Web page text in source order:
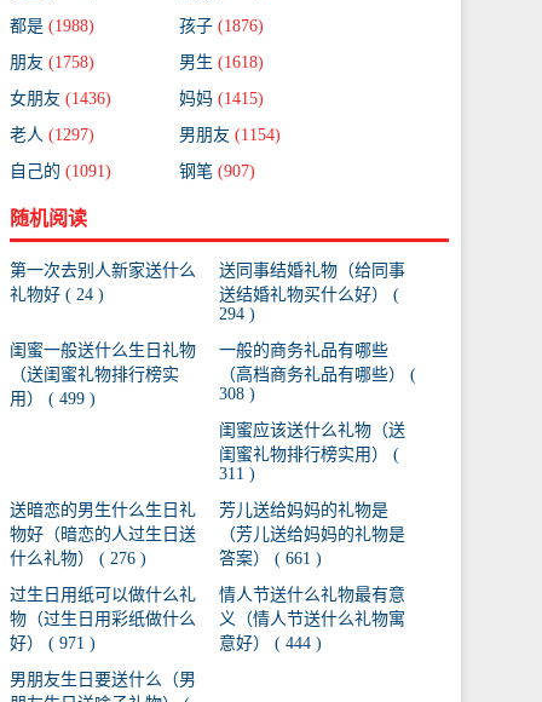
都是 (1988) 孩子 (1876)
朋友 (1758) 男生 (1618)
女朋友 (1436) 妈妈 (1415)
老人 (1297) 男朋友 (1154)
自己的 (1091) 钢笔 (907)
随机阅读
第一次去别人新家送什么
礼物好 ( 24 )
送同事结婚礼物（给同事
送结婚礼物买什么好） (
294 )
闺蜜一般送什么生日礼物
（送闺蜜礼物排行榜实
用） ( 499 )
一般的商务礼品有哪些
（高档商务礼品有哪些） (
308 )
闺蜜应该送什么礼物（送
闺蜜礼物排行榜实用） (
311 )
送暗恋的男生什么生日礼
物好（暗恋的人过生日送
什么礼物） ( 276 )
芳儿送给妈妈的礼物是
（芳儿送给妈妈的礼物是
答案） ( 661 )
过生日用纸可以做什么礼
物（过生日用彩纸做什么
好） ( 971 )
情人节送什么礼物最有意
义（情人节送什么礼物寓
意好） ( 444 )
男朋友生日要送什么（男